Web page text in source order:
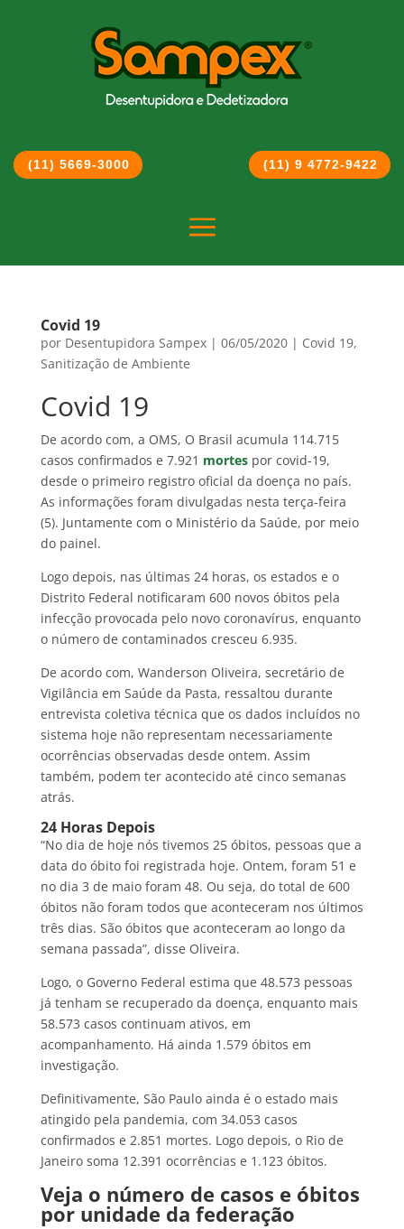
(11) 5669-3000 (11) 9 4772-9422
a
Covid 19
por Desentupidora Sampex| 06/05/2020| Covid 19,
Sanitização de Ambiente
Covid 19
De acordo com, a OMS, O Brasil acumula 114.715
casos confirmados e 7.921 mortes por covid-19,
desde o primeiro registro oficial da doença no país.
As informações foram divulgadas nesta terça-feira
(5). Juntamente com o Ministério da Saúde, por meio
do painel.
Logo depois, nas últimas 24 horas, os estados e o
Distrito Federal notificaram 600 novos óbitos pela
infecção provocada pelo novo coronavírus, enquanto
o número de contaminados cresceu 6.935.
De acordo com, Wanderson Oliveira, secretário de
Vigilância em Saúde da Pasta, ressaltou durante
entrevista coletiva técnica que os dados incluídos no
sistema hoje não representam necessariamente
ocorrências observadas desde ontem. Assim
também, podem ter acontecido até cinco semanas
atrás.
24 Horas Depois
“No dia de hoje nós tivemos 25 óbitos, pessoas que a
data do óbito foi registrada hoje. Ontem, foram 51 e
no dia 3 de maio foram 48. Ou seja, do total de 600
óbitos não foram todos que aconteceram nos últimos
três dias. São óbitos que aconteceram ao longo da
semana passada”, disse Oliveira.
Logo, o Governo Federal estima que 48.573 pessoas
já tenham se recuperado da doença, enquanto mais
58.573 casos continuam ativos, em
acompanhamento. Há ainda 1.579 óbitos em
investigação.
Definitivamente, São Paulo ainda é o estado mais
atingido pela pandemia, com 34.053 casos
confirmados e 2.851 mortes. Logo depois, o Rio de
Janeiro soma 12.391 ocorrências e 1.123 óbitos.
Veja o número de casos e óbitos
por unidade da federação